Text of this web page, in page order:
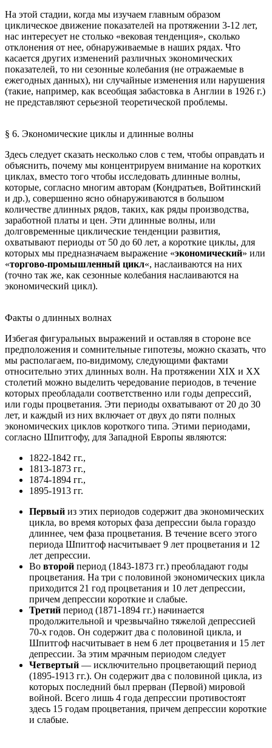
На этой стадии, когда мы изучаем главным образом
циклическое движение показателей на протяжении 3-12 лет,
нас интересует не столько «вековая тенденция», сколько
отклонения от нее, обнаруживаемые в наших рядах. Что
касается других изменений различных экономических
показателей, то ни сезонные колебания (не отражаемые в
ежегодных данных), ни случайные изменения или нарушения
(такие, например, как всеобщая забастовка в Англии в 1926 г.)
не представляют серьезной теоретической проблемы.
§ 6. Экономические циклы и длинные волны
Здесь следует сказать несколько слов с тем, чтобы оправдать и
объяснить, почему мы концентрируем внимание на коротких
циклах, вместо того чтобы исследовать длинные волны,
которые, согласно многим авторам (Кондратьев, Войтинский
и др.), совершенно ясно обнаруживаются в большом
количестве длинных рядов, таких, как ряды производства,
заработной платы и цен. Эти длинные волны, или
долговременные циклические тенденции развития,
охватывают периоды от 50 до 60 лет, а короткие циклы, для
которых мы предназначаем выражение «экономический» или
«торгово-промышленный цикл«, наслаиваются на них
(точно так же, как сезонные колебания наслаиваются на
экономический цикл).
Факты о длинных волнах
Избегая фигуральных выражений и оставляя в стороне все
предположения и сомнительные гипотезы, можно сказать, что
мы располагаем, по-видимому, следующими фактами
относительно этих длинных волн. На протяжении XIX и XX
столетий можно выделить чередование периодов, в течение
которых преобладали соответственно или годы депрессий,
или годы процветания. Эти периоды охватывают от 20 до 30
лет, и каждый из них включает от двух до пяти полных
экономических циклов короткого типа. Этими периодами,
согласно Шпитгофу, для Западной Европы являются:
1822-1842 гг.,
1813-1873 гг.,
1874-1894 гг.,
1895-1913 гг.
Первый из этих периодов содержит два экономических
цикла, во время которых фаза депрессии была гораздо
длиннее, чем фаза процветания. В течение всего этого
периода Шпитгоф насчитывает 9 лет процветания и 12
лет депрессии.
Во второй период (1843-1873 гг.) преобладают годы
процветания. На три с половиной экономических цикла
приходится 21 год процветания и 10 лет депрессии,
причем депрессии короткие и слабые.
Третий период (1871-1894 гг.) начинается
продолжительной и чрезвычайно тяжелой депрессией
70-х годов. Он содержит два с половиной цикла, и
Шпитгоф насчитывает в нем 6 лет процветания и 15 лет
депрессии. За этим мрачным периодом следует
Четвертый — исключительно процветающий период
(1895-1913 гг.). Он содержит два с половиной цикла, из
которых последний был прерван (Первой) мировой
войной. Всего лишь 4 года депрессии противостоят
здесь 15 годам процветания, причем депрессии короткие
и слабые.